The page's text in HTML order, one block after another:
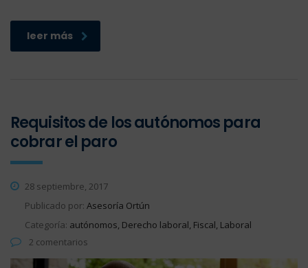
leer más
Requisitos de los autónomos para
cobrar el paro
28 septiembre, 2017
Publicado por: Asesoría Ortún
Categoría: autónomos, Derecho laboral, Fiscal, Laboral
2 comentarios